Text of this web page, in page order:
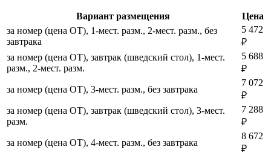
Вариант размещения
Цена
за номер (цена ОТ), 1-мест. разм., 2-мест. разм., без
завтрака
5 472
₽
за номер (цена ОТ), завтрак (шведский стол), 1-мест.
разм., 2-мест. разм.
5 688
₽
за номер (цена ОТ), 3-мест. разм., без завтрака
7 072
₽
за номер (цена ОТ), завтрак (шведский стол), 3-мест.
разм.
7 288
₽
за номер (цена ОТ), 4-мест. разм., без завтрака
8 672
₽